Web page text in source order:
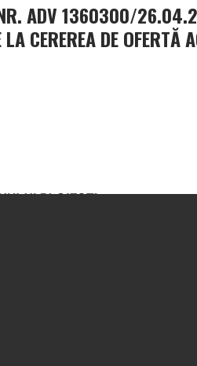
NR. ADV 1360300/
CEREREA DE OFERTĂ